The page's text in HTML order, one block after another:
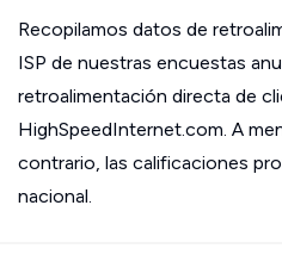
Recopilamos datos de
ISP de nuestras encuestas
retroalimentación directa de
HighSpeedInternet.com. A
contrario, las calificaciones
nacional.